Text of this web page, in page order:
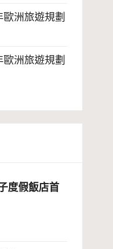
歐洲旅遊規劃
歐洲旅遊規劃
度假飯店首